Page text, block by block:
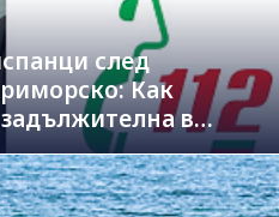
след
Как
в